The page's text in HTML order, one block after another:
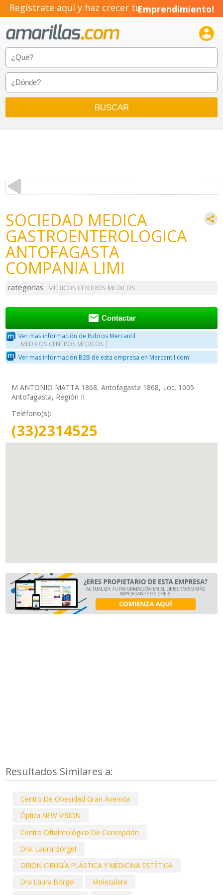
Regístrate aquí y haz crecer tuEmprendimiento!

SOCIEDAD MEDICA
GASTROENTEROLOGICA
ANTOFAGASTA
COMPANIA LIMI
categorías MEDICOS CENTROS MEDICOS
 Contactar
Ver mas información de Rubros Mercantil
MEDICOS CENTROS MEDICOS
Ver mas información B2B de esta empresa en Mercantil.com
M ANTONIO MATTA 1868, Antofagasta 1868, Loc. 1005
Antofagasta, Región II
Teléfono(s):
(33)2314525
Resultados Similares a:
Centro De Obesidad Gran Avenida
Óptica NEW VISION
Centro Oftalmológico De Concepción
Dra. Laura Börgel
ORION CIRUGÍA PLÁSTICA Y MEDICINA ESTÉTICA
Dra Laura Börgel
Moleculare